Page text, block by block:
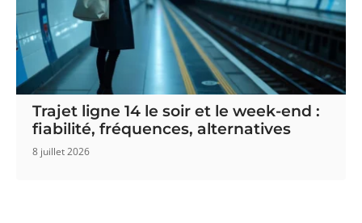
Trajet ligne 14 le soir et le week-end :
fiabilité, fréquences, alternatives
8 juillet 2026